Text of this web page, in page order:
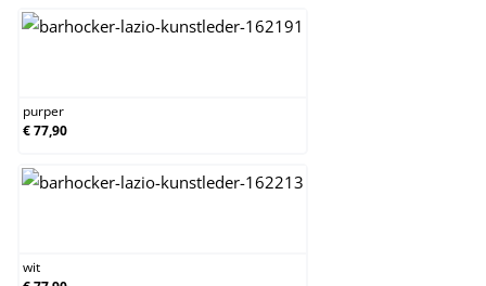
purper
€ 77,90
wit